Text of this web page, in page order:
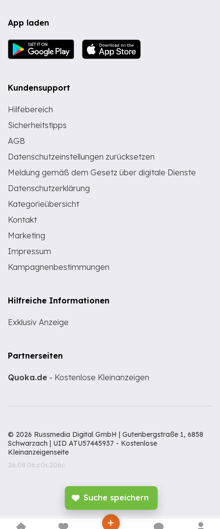
Suche speichern
App laden
Kundensupport
Hilfebereich
Sicherheitstipps
AGB
Datenschutzeinstellungen zurücksetzen
Meldung gemäß dem Gesetz über digitale Dienste
Datenschutzerklärung
Kategorieübersicht
Kontakt
Marketing
Impressum
Kampagnenbestimmungen
Hilfreiche Informationen
Exklusiv Anzeige
Partnerseiten
Quoka.de - Kostenlose Kleinanzeigen
© 2026 Russmedia Digital GmbH | Gutenbergstraße 1, 6858
Schwarzach | UID ATU57445937 - Kostenlose
Kleinanzeigenseite
26.08.06.c0c206c